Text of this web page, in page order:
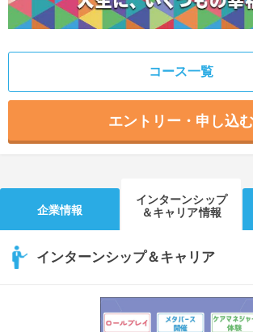
コース一覧
エントリー・申し込む
企業情報
インターンシップ
＆キャリア情報
インターンシップ＆キャリア